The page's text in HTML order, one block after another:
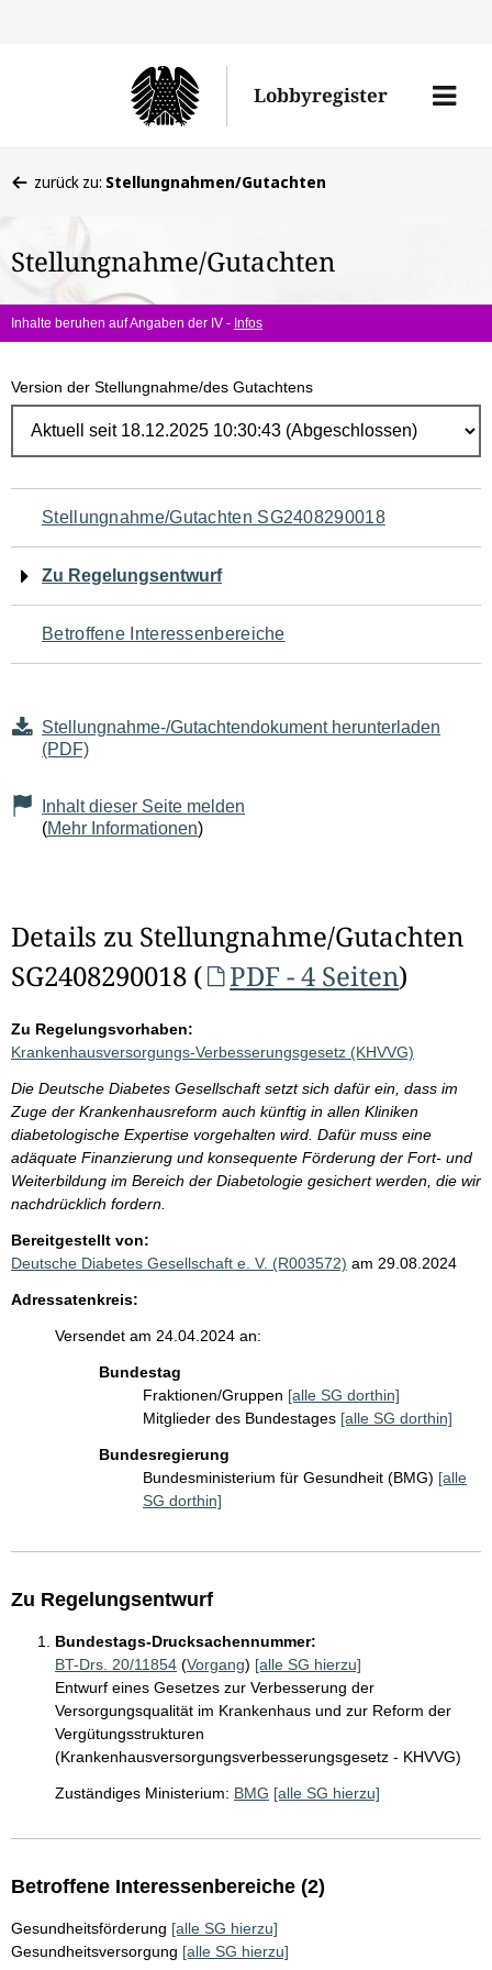
Lobbyregister
Menü
befinden
hier:
zurück zu: Stellungnahmen/Gutachten
Stellungnahme/Gutachten
Inhalte beruhen auf Angaben der IV - Infos
Version der Stellungnahme/des Gutachtens
Navigation
für
den
Seiteninhalt
Stellungnahme/Gutachten SG2408290018
Zu Regelungsentwurf
Betroffene Interessenbereiche
Stellungnahme-/Gutachtendokument herunterladen
(PDF)
Inhalt dieser Seite melden
(Mehr Informationen)
Details zu Stellungnahme/Gutachten
SG2408290018 (
PDF - 4 Seiten)
Zu Regelungsvorhaben:
Krankenhausversorgungs-Verbesserungsgesetz (KHVVG)
Die Deutsche Diabetes Gesellschaft setzt sich dafür ein, dass im
Zuge der Krankenhausreform auch künftig in allen Kliniken
diabetologische Expertise vorgehalten wird. Dafür muss eine
adäquate Finanzierung und konsequente Förderung der Fort- und
Weiterbildung im Bereich der Diabetologie gesichert werden, die wir
nachdrücklich fordern.
Bereitgestellt von:
Deutsche Diabetes Gesellschaft e. V. (R003572) am 29.08.2024
Adressatenkreis:
Versendet am 24.04.2024 an:
Bundestag
Fraktionen/Gruppen [alle SG dorthin]
Mitglieder des Bundestages [alle SG dorthin]
Bundesregierung
Bundesministerium für Gesundheit (BMG) [alle
SG dorthin]
Zu Regelungsentwurf
Bundestags-Drucksachennummer:
BT-Drs. 20/11854 (Vorgang) [alle SG hierzu]
Entwurf eines Gesetzes zur Verbesserung der
Versorgungsqualität im Krankenhaus und zur Reform der
Vergütungsstrukturen
(Krankenhausversorgungsverbesserungsgesetz - KHVVG)
Zuständiges Ministerium: BMG [alle SG hierzu]
Betroffene Interessenbereiche (2)
Gesundheitsförderung [alle SG hierzu]
Gesundheitsversorgung [alle SG hierzu]